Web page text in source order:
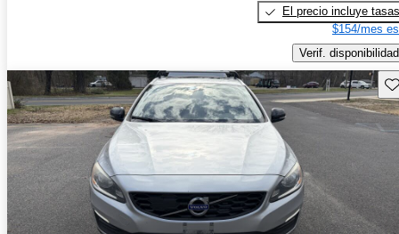
El precio incluye tasas
$154/mes
Verif. disponibilidad